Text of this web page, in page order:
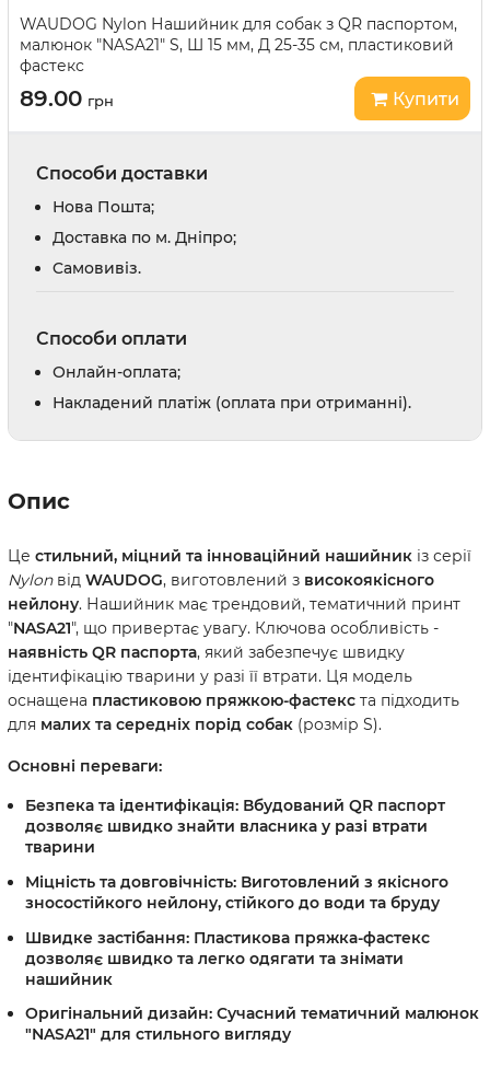
WAUDOG Nylon Нашийник для собак з QR паспортом,
малюнок "NASA21" S, Ш 15 мм, Д 25-35 см, пластиковий
фастекс
89.00 грн Купити
Способи доставки
Нова Пошта;
Доставка по м. Дніпро;
Cамовивіз.
Способи оплати
Онлайн-оплата;
Накладений платіж (оплата при отриманні).
Опис
Це стильний, міцний та інноваційний нашийник із серії
Nylon від WAUDOG, виготовлений з високоякісного
нейлону. Нашийник має трендовий, тематичний принт
"NASA21", що привертає увагу. Ключова особливість -
наявність QR паспорта, який забезпечує швидку
ідентифікацію тварини у разі її втрати. Ця модель
оснащена пластиковою пряжкою-фастекс та підходить
для малих та середніх порід собак (розмір S).
Основні переваги:
Безпека та ідентифікація: Вбудований QR паспорт
дозволяє швидко знайти власника у разі втрати
тварини
Міцність та довговічність: Виготовлений з якісного
зносостійкого нейлону, стійкого до води та бруду
Швидке застібання: Пластикова пряжка-фастекс
дозволяє швидко та легко одягати та знімати
нашийник
Оригінальний дизайн: Сучасний тематичний малюнок
"NASA21" для стильного вигляду